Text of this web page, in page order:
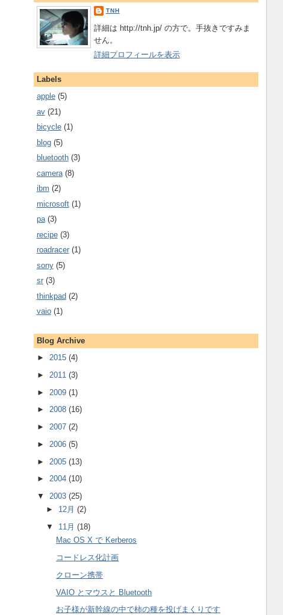
TNH
詳細は http://tnh.jp/ の方で。手抜きですみま
せん。
詳細プロフィールを表示
Labels
apple (5)
av (21)
bicycle (1)
blog (5)
bluetooth (3)
camera (8)
ibm (2)
microsoft (1)
pa (3)
recipe (3)
roadracer (1)
sony (5)
sr (3)
thinkpad (2)
vaio (1)
Blog Archive
► 2015 (4)
► 2011 (3)
► 2009 (1)
► 2008 (16)
► 2007 (2)
► 2006 (5)
► 2005 (13)
► 2004 (10)
▼ 2003 (25)
► 12月(2)
▼ 11月(18)
Mac OS X で Kerberos
コードレス化計画
クローン携帯
VAIO とマウスと Bluetooth
お子様が新幹線の中で柿の種を投げまくりです